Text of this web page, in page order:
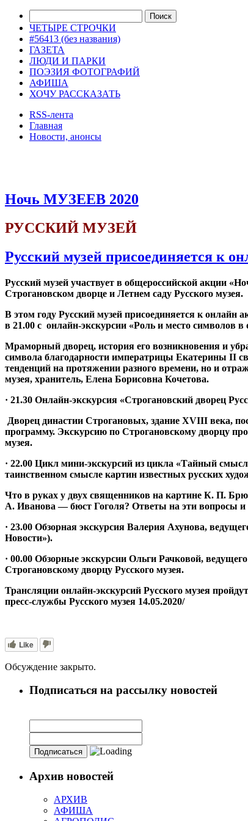
ЧЕТЫРЕ СТРОЧКИ
#56413 (без названия)
ГАЗЕТА
ЛЮДИ И ПАРКИ
ПОЭЗИЯ ФОТОГРАФИЙ
АФИША
ХОЧУ РАССКАЗАТЬ
RSS-лента
Главная
Новости, анонсы
Ночь МУЗЕЕВ 2020
РУССКИЙ МУЗЕЙ
Русский музей присоединяется к
Русский музей участвует в общероссийской акции
Строгановском дворце и Летнем саду Русского музея.
В этом году Русский музей присоединяется к онлайн
в 21.00 c онлайн-экскурсии «Роль и место символов
Мраморный дворец, история его возникновения и
символа благодарности императрицы Екатерины II
тенденций на протяжении разного времени, но и
музея, хранитель, Елена Борисовна Кочетова.
· 21.30 Онлайн-экскурсия «Строгановский дворец
Дворец династии Строгановых, здание XVIII века,
программу. Экскурсию по Строгановскому дворцу
музея.
· 22.00 Цикл мини-экскурсий из цикла «Тайный
таинственном смысле картин известных русских
Что в руках у двух священников на картине К. П.
А. Иванова — бюст Гоголя? Ответы на эти вопросы и
· 23.00 Обзорная экскурсия Валерия Ахунова,
Новости»).
· 00.00 Обзорные экскурсии Ольги Рачковой,
Строгановскому дворцу Русского музея.
Трансляции онлайн-экскурсий Русского музея
пресс-службы Русского музея 14.05.2020/
Like
Обсуждение закрыто.
Подписаться на рассылку новостей
Архив новостей
АРХИВ
АФИША